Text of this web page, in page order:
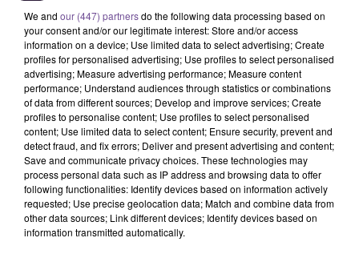
La mairie de St Martial sur Isop recherche un agent
d’entretien des bâtiments et espaces collectifs (H/F). Vos
missions : entretien des espaces verts et des chemins
communaux : utilisation des outils manuels (tronçonneuse,
cisailles....), de la tondeuse, conduite tracteur.... Entretien des
parterres, désherbage, arrosage…. Entretien de la voirie et
We and our (447) partnersdo the following data processing based on
your consent and/or our legitimate interest: Store and/or access
information on a device; Use limited data to select advertising; Create
profiles for personalised advertising; Use profiles to select personalised
advertising; Measure advertising performance; Measure content
performance; Understand audiences through statistics or combinations
of data from different sources; Develop and improve services; Create
profiles to personalise content; Use profiles to select personalised
content; Use limited data to select content; Ensure security, prevent and
detect fraud, and fix errors; Deliver and present advertising and content;
Save and communicate privacy choices. These technologies may
process personal data such as IP address and browsing data to offer
following functionalities: Identify devices based on information actively
requested; Use precise geolocation data; Match and combine data from
other data sources; Link different devices; Identify devices based on
information transmitted automatically.